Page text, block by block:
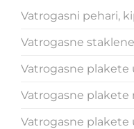
Vatrogasni pehari,
Vatrogasne
Vatrogasne plakete
Vatrogasne plakete
Vatrogasne plakete